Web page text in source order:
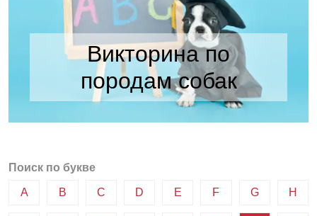
Викторина по
породам собак
Поиск по букве
A B C D E F G H